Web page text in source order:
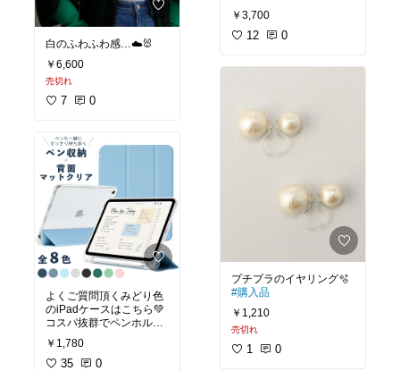
白のふわふわ感…☁️🐰
￥6,600
売切れ
7 0
よくご質問頂くみどり色
のiPadケースはこちら💚
コスパ抜群でペンホルダ
びも楽ちんです:)
￥1,780
35 0
￥3,700
12 0
プチプラのイヤリング🫧
#購入品
￥1,210
売切れ
1 0